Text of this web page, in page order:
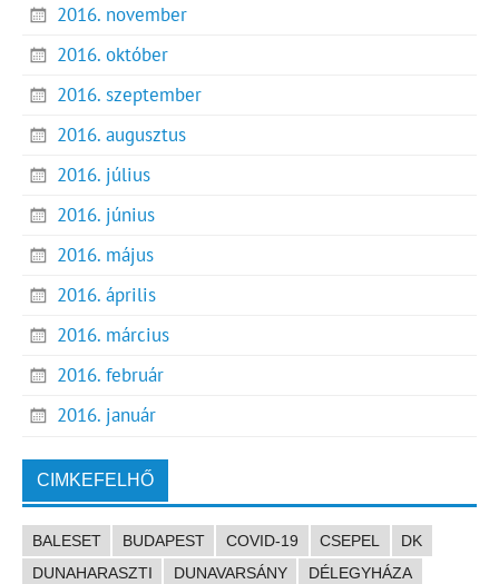
2016. november
2016. október
2016. szeptember
2016. augusztus
2016. július
2016. június
2016. május
2016. április
2016. március
2016. február
2016. január
CIMKEFELHŐ
BALESET BUDAPEST COVID-19 CSEPEL
DK
DUNAHARASZTI
DUNAVARSÁNY
DÉLEGYHÁZA